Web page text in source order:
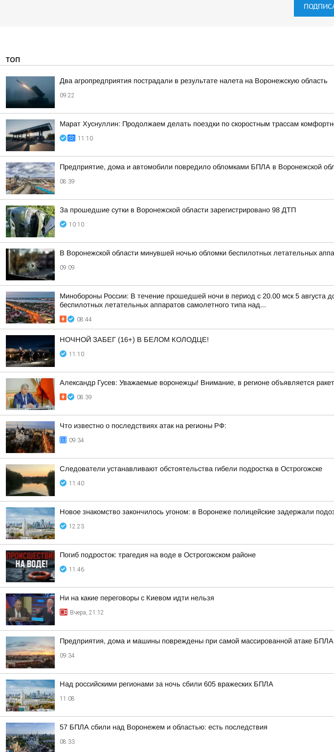
ТОП
Два агропредприятия пострадали в результате налета на Воронежскую область
09:22
Марат Хуснуллин: Продолжаем делать поездки по скоростным трассам
11:10
Предприятие, дома и автомобили повредило обломками БПЛА в Воронежской
08:39
За прошедшие сутки в Воронежской области зарегистрировано 98 ДТП
10:10
В Воронежской области минувшей ночью обломки беспилотных летательных
09:09
Минобороны России: В течение прошедшей ночи в период с 20.00 мск 5 августа
беспилотных летательных аппаратов самолетного типа над...
08:44
НОЧНОЙ ЗАБЕГ (16+) В БЕЛОМ КОЛОДЦЕ!
11:10
Александр Гусев: Уважаемые воронежцы! Внимание, в регионе объявляется
08:39
Что известно о последствиях атак на регионы РФ:
09:34
Следователи устанавливают обстоятельства гибели подростка в Острогожске
11:40
Новое знакомство закончилось угоном: в Воронеже полицейские задержали
12:23
Погиб подросток: трагедия на воде в Острогожском районе
11:46
Ни на какие переговоры с Киевом идти нельзя
Вчера, 21:12
Предприятия, дома и машины повреждены при самой массированной атаке БПЛА
09:34
Над российскими регионами за ночь сбили 605 вражеских БПЛА
11:08
57 БПЛА сбили над Воронежем и областью: есть последствия
08:33